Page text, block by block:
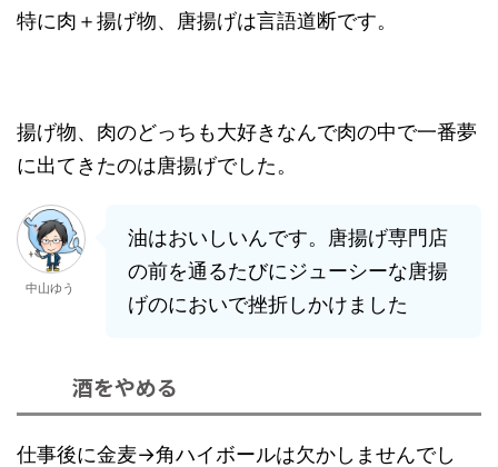
特に肉＋揚げ物、唐揚げは言語道断です。
揚げ物、肉のどっちも大好きなんで肉の中で一番夢
に出てきたのは唐揚げでした。
中山ゆう
油はおいしいんです。唐揚げ専門店
の前を通るたびにジューシーな唐揚
げのにおいで挫折しかけました
酒をやめる
仕事後に金麦→角ハイボールは欠かしませんでし